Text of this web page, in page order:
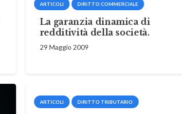
ARTICOLI DIRITTO COMMERCIALE
La garanzia dinamica di
redditività della società.
29 Maggio 2009
ARTICOLI DIRITTO TRIBUTARIO